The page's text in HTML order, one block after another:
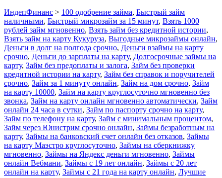
ИндепФинанс > 100 одобрение займа, Быстрый займ
наличными, Быстрый микрозайм за 15 минут, Взять 1000
рублей займ мгновенно, Взять займ без кредитной истории,
Взять займ на карту Кукуруза, Выгодные микрозаймы онлайн,
Деньги в долг на полгода срочно, Деньги взаймы на карту
срочно, Деньги до зарплаты на карту, Долгосрочные займы на
карту, Займ без предоплаты и залога, Займ без проверки
кредитной истории на карту, Займ без справок и поручителей
срочно, Займ за 1 минуту онлайн, Займ на дом срочно, Займ
на карту 10000, Займ на карту круглосуточно мгновенно без
звонка, Займ на карту онлайн мгновенно автоматически, Займ
онлайн 24 часа в сутки, Займ по паспорту срочно на карту,
Займ по телефону на карту, Займ с минимальным процентом,
Займ через Юнистрим срочно онлайн, Займы безработным на
карту, Займы на банковский счет онлайн без отказов, Займы
на карту Маэстро круглосуточно, Займы на сберкнижку
мгновенно, Займы на Яндекс деньги мгновенно, Займы
онлайн Вебмани, Займы с 19 лет онлайн, Займы с 20 лет
онлайн на карту, Займы с 21 года на карту онлайн, Лучшие